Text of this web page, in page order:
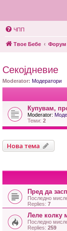
ЧПП
Твое Бебе Форум
Секојдневие
Moderator: Модератори
Купувам,
Moderator:
Теми: 2
Нова тема
Пред да
Последно
Replies: 7
Леле колку
Последно
Replies: 259